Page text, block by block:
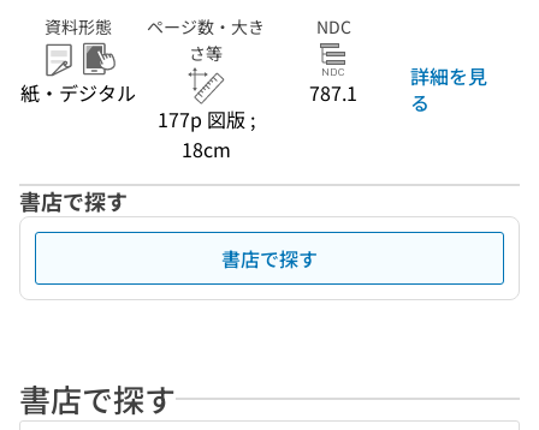
資料形態
紙・デジタル
ページ数・大き
さ等
177p 図版 ;
18cm
NDC
787.1
詳細を見
る
書店で探す
書店で探す
書店で探す